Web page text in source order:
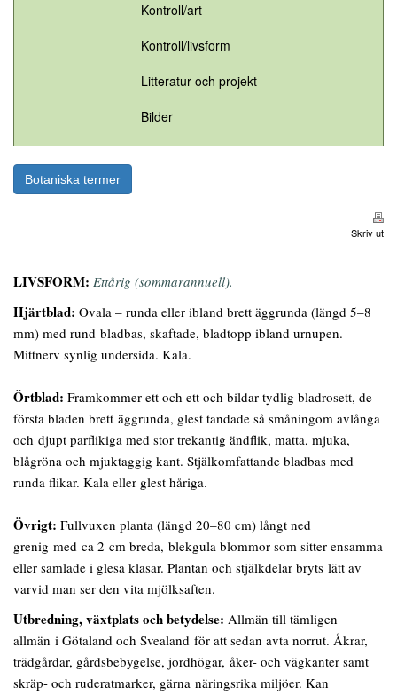
Kontroll/art
Kontroll/livsform
Litteratur och projekt
Bilder
Botaniska termer
Skriv ut
LIVSFORM: Ettårig (sommarannuell).
Hjärtblad: Ovala – runda eller ibland brett äggrunda (längd 5–8
mm) med rund bladbas, skaftade, bladtopp ibland urnupen.
Mittnerv synlig undersida. Kala.
Örtblad: Framkommer ett och ett och bildar tydlig bladrosett, de
första bladen brett äggrunda, glest tandade så småningom avlånga
och djupt parflikiga med stor trekantig ändflik, matta, mjuka,
blågröna och mjuktaggig kant. Stjälkomfattande bladbas med
runda flikar. Kala eller glest håriga.
Övrigt: Fullvuxen planta (längd 20–80 cm) långt ned
grenig med ca 2 cm breda, blekgula blommor som sitter ensamma
eller samlade i glesa klasar. Plantan och stjälkdelar bryts lätt av
varvid man ser den vita mjölksaften.
Utbredning, växtplats och betydelse: Allmän till tämligen
allmän i Götaland och Svealand för att sedan avta norrut. Åkrar,
trädgårdar, gårdsbebygelse, jordhögar, åker- och vägkanter samt
skräp- och ruderatmarker, gärna näringsrika miljöer. Kan